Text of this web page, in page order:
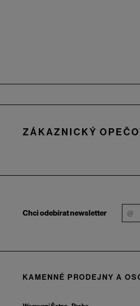
ZÁKAZNICKÝ
Chci odebírat newsletter
KAMENNÉ PRODEJNY A